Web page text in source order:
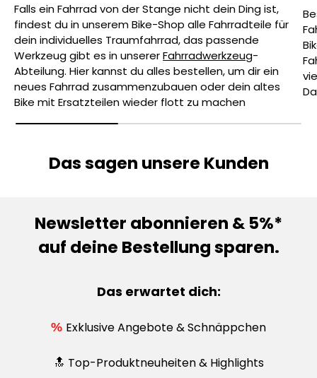
Falls ein Fahrrad von der Stange nicht dein Ding ist,
findest du in unserem Bike-Shop alle Fahrradteile für
dein individuelles Traumfahrrad, das passende
Werkzeug gibt es in unsererFahrradwerkzeug-
Abteilung. Hier kannst du alles bestellen, um dir ein
neues Fahrrad zusammenzubauen oder dein altes
Bike mit Ersatzteilen wieder flott zu machen
Das sagen unsere Kunden
Newsletter abonnieren & 5%*
auf deine Bestellung sparen.
Das erwartet dich:
% Exklusive Angebote & Schnäppchen
🔝 Top-Produktneuheiten & Highlights